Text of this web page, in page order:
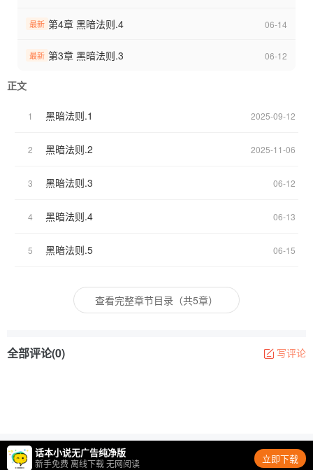
最新 第4章 黑暗法则.4 06-14
最新 第3章 黑暗法则.3 06-12
正文
1 黑暗法则.1 2025-09-12
2 黑暗法则.2 2025-11-06
3 黑暗法则.3 06-12
4 黑暗法则.4 06-13
5 黑暗法则.5 06-15
查看完整章节目录（共5章）
全部评论(0) 写评论
话本小说无广告纯净版
新手免费 离线下载 无网阅读 立即下载